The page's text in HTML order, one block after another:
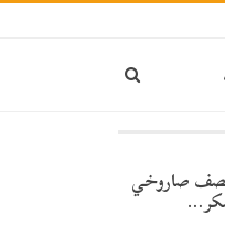
قصف صاروخي